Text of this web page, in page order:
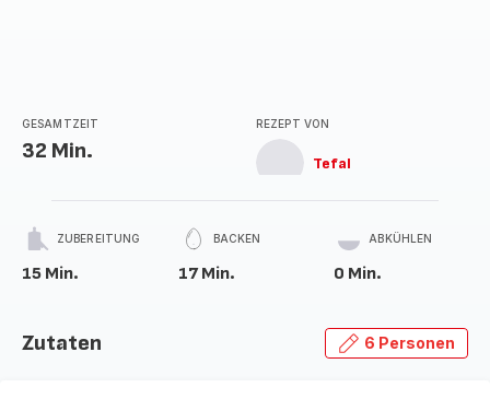
GESAMTZEIT
32 Min.
REZEPT VON
Tefal
ZUBEREITUNG
15 Min.
BACKEN
17 Min.
ABKÜHLEN
0 Min.
Zutaten 6 Personen